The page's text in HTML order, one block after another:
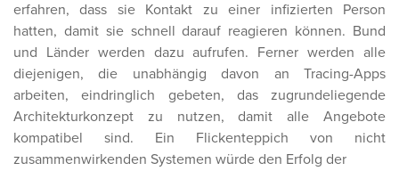
erfahren, dass sie Kontakt zu einer infizierten Person
hatten, damit sie schnell darauf reagieren können. Bund
und Länder werden dazu aufrufen. Ferner werden alle
diejenigen, die unabhängig davon an Tracing-Apps
arbeiten, eindringlich gebeten, das zugrundeliegende
Architekturkonzept zu nutzen, damit alle Angebote
kompatibel sind. Ein Flickenteppich von nicht
zusammenwirkenden Systemen würde den Erfolg der